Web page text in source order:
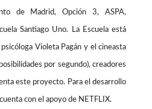
de Madrid, Opción 3, ASPA,
Santiago Uno. La Escuela está
Violeta Pagán y el cineasta
por segundo), creadores
este proyecto. Para el desarrollo
con el apoyo de NETFLIX.